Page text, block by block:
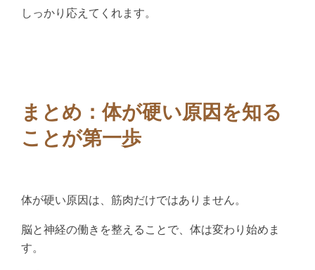
しっかり応えてくれます。
まとめ：体が硬い原因を知る
ことが第一歩
体が硬い原因は、筋肉だけではありません。
脳と神経の働きを整えることで、体は変わり始めま
す。